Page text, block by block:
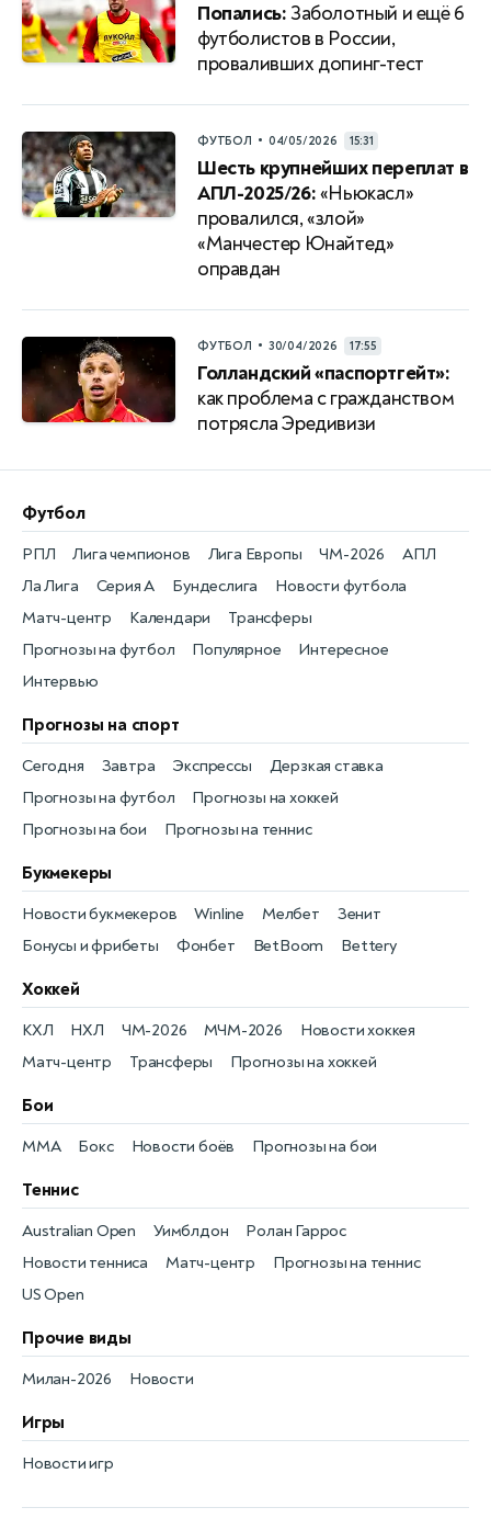
Попались:Заболотный и ещё 6
футболистов в России,
проваливших допинг-тест
ФУТБОЛ • 04/05/2026 15:31
Шесть крупнейших переплат в
АПЛ-2025/26:«Ньюкасл»
провалился, «злой»
«Манчестер Юнайтед»
оправдан
ФУТБОЛ • 30/04/2026 17:55
Голландский «паспортгейт»:
как проблема с гражданством
потрясла Эредивизи
Футбол
Новости футбола
РПЛ
Матч-центр
Лига чемпионов
Календари
Лига Европы
Трансферы
ЧМ-2026
Прогнозы на футбол
АПЛ
Популярное
Ла Лига
Интересное
Серия А
Интервью
Бундеслига
Прогнозы на спорт
Прогнозы на футбол
Сегодня
Прогнозы на хоккей
Завтра
Прогнозы на бои
Экспрессы
Прогнозы на теннис
Дерзкая ставка
Букмекеры
Бонусы и фрибеты
Новости букмекеров
Фонбет
Winline
BetBoom
Мелбет
Bettery
Зенит
Хоккей
Новости хоккея
КХЛ
Матч-центр
НХЛ
Трансферы
ЧМ-2026
Прогнозы на хоккей
МЧМ-2026
Бои
Новости боёв
MMA Прогнозы на бои
Бокс
Теннис
Новости тенниса
Australian Open
Матч-центр
Уимблдон
Прогнозы на теннис
Ролан Гаррос
US Open
Прочие виды
Новости
Милан-2026
Игры
Новости игр